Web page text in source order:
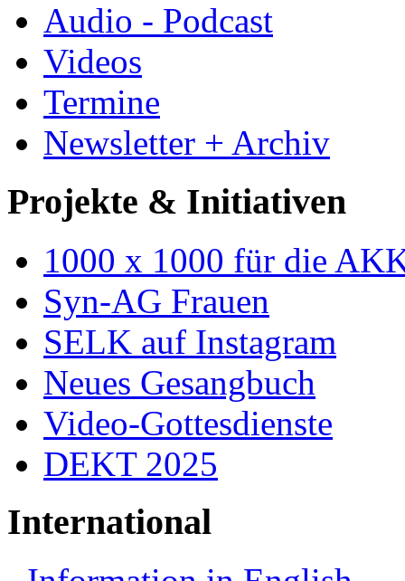
Audio - Podcast
Videos
Termine
Newsletter + Archiv
Projekte & Initiativen
1000 x 1000 für die
Syn-AG Frauen
SELK auf Instagram
Neues Gesangbuch
Video-Gottesdienste
DEKT 2025
International